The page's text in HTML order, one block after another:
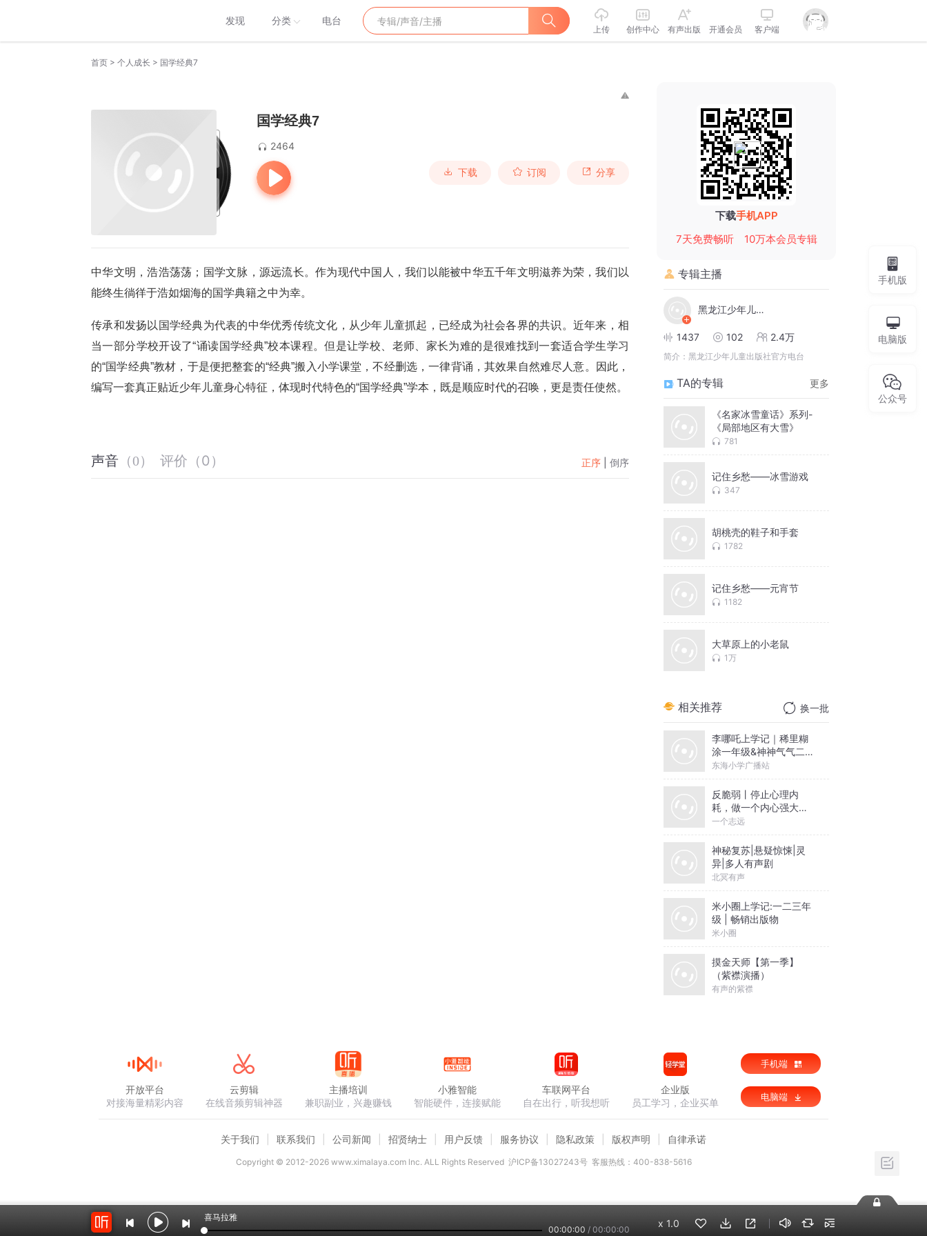
发现 分类 电台
上传 创作中心 有声出版 开通会员 客户端
首页 > 个人成长 > 国学经典7
国学经典7
2464
下载 订阅 分享
中华文明，浩浩荡荡；国学文脉，源远流长。作为现代中国人，我们以能被中华五千年文明滋养为荣，我们以
能终生徜徉于浩如烟海的国学典籍之中为幸。
传承和发扬以国学经典为代表的中华优秀传统文化，从少年儿童抓起，已经成为社会各界的共识。近年来，相
当一部分学校开设了“诵读国学经典”校本课程。但是让学校、老师、家长为难的是很难找到一套适合学生学习
的“国学经典”教材，于是便把整套的“经典”搬入小学课堂，不经删选，一律背诵，其效果自然难尽人意。因此，
编写一套真正贴近少年儿童身心特征，体现时代特色的“国学经典”学本，既是顺应时代的召唤，更是责任使然。
声音 （0） 评价 （0 ） 正序 倒序
下载手机APP
7天免费畅听
10万本会员专辑
专辑主播
黑龙江少年儿童出版社
1437 102 2.4万
简介： 黑龙江少年儿童出版社官方电台
TA的专辑 更多
《名家冰雪童话》系列-
《局部地区有大雪》
781
记住乡愁——冰雪游戏
347
胡桃壳的鞋子和手套
1782
记住乡愁——元宵节
1182
大草原上的小老鼠
1万
相关推荐 换一批
李哪吒上学记｜稀里糊
涂一年级&神神气气二年
级
东海小学广播站
反脆弱丨停止心理内
耗，做一个内心强大的
人丨一个志远演播
一个志远
神秘复苏|悬疑惊悚|灵
异|多人有声剧
北冥有声
米小圈上学记:一二三年
级 | 畅销出版物
米小圈
摸金天师【第一季】
（紫襟演播）
有声的紫襟
手机版
电脑版
公众号
喜马拉雅
00:00:00 / 00:00:00
x 1.0
开放平台
对接海量精彩内容
云剪辑
在线音频剪辑神器
主播培训
兼职副业，兴趣赚钱
小雅智能
智能硬件，连接赋能
车联网平台
自在出行，听我想听
企业版
员工学习，企业买单
手机端
电脑端
关于我们 联系我们 公司新闻 招贤纳士 用户反馈 服务协议 隐私政策 版权声明 自律承诺
Copyright © 2012-2026www.ximalaya.com lnc. ALL Rights Reserved 沪ICP备13027243号 客服热线：400-838-5616